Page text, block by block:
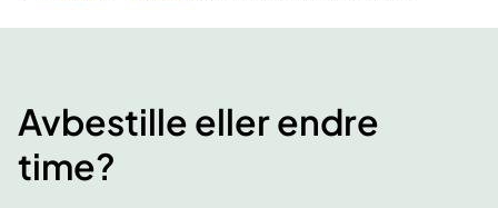
Avbestille eller endre
time?